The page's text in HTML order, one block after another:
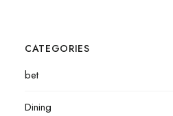
CATEGORIES
bet
Dining